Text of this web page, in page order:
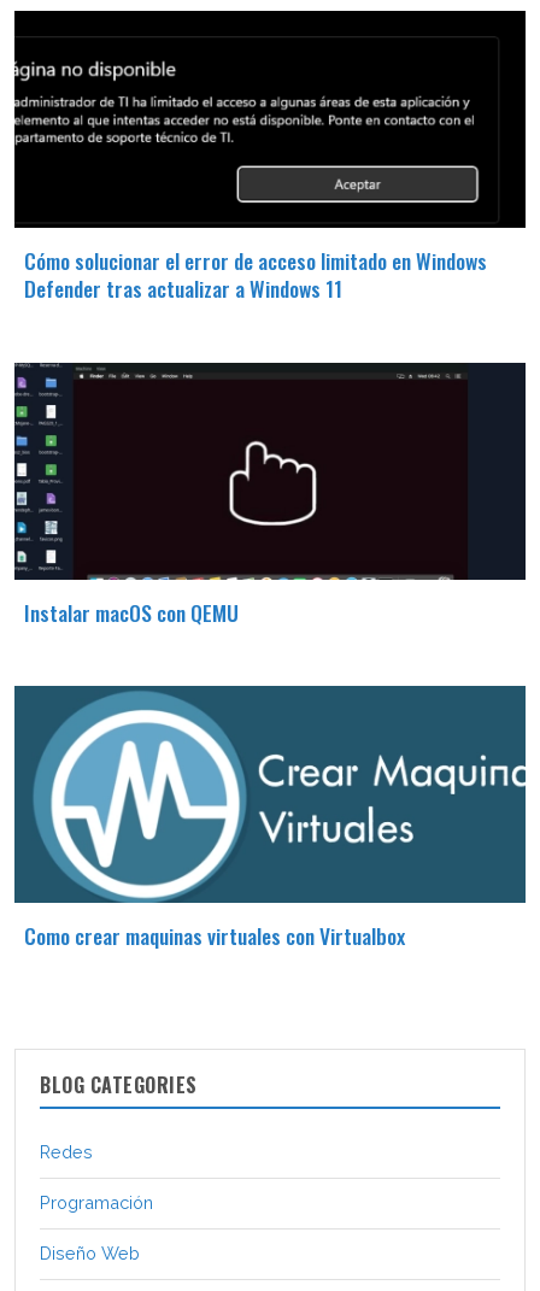
Cómo solucionar el error de acceso limitado en Windows
Defender tras actualizar a Windows 11
Instalar macOS con QEMU
Como crear maquinas virtuales con Virtualbox
BLOG CATEGORIES
Redes
Programación
Diseño Web